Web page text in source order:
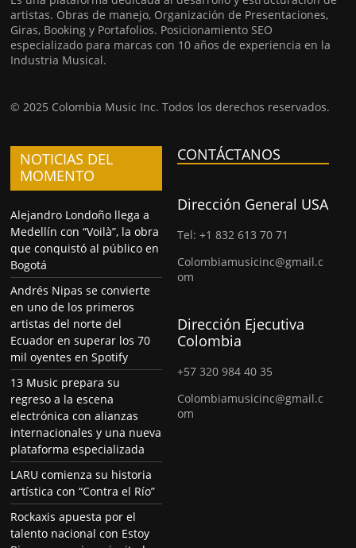
artistas. Obras de manejo, Organización de Presentaciones,
Giras, Booking y Portafolios. Posicionamiento SEO
especializado para marcas con 10 años de experiencia en la
Industria Musical.
© 2025 Colombia Music Inc. Todos los derechos reservados.
NOTICIAS DEL
MOMENTO
Alejandro Londoño llega a
Medellín con “Voilà”, la obra
que conquistó al público en
Bogotá
Andrés Nipas se convierte
en uno de los primeros
artistas del norte del
Ecuador en superar los 70
mil oyentes en Spotify
13 Music prepara su
regreso a la escena
electrónica con alianzas
internacionales y una nueva
plataforma especializada
LARU comienza su historia
artística con “Contra el Río”
Rockaxis apuesta por el
talento nacional con Estoy
CONTÁCTANOS
Dirección General USA
Tel: +1 832 613 70 71
Colombiamusicinc@gmail.c
om
Dirección Ejecutiva
Colombia
+57 320 984 40 35
Colombiamusicinc@gmail.c
om